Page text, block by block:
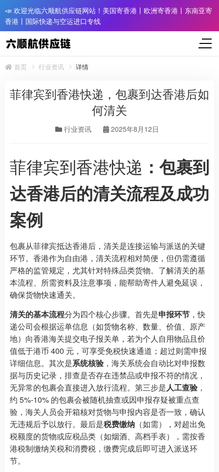
📣 欢迎光临六顺航供应链网站！美国寄香港丨欧洲寄香港丨东南亚寄
香港丨国际快递与空运进口专线
首页 行业资讯 详情
菲律宾到香港快递，包裹到达香港后如
何清关
行业资讯 2025年8月12日
菲律宾到香港快递 ：包裹到
达香港后的清关流程及成功
案例
包裹从菲律宾抵达香港后，清关是连接运输与派送的关键
环节。香港作为自由港，清关流程相对简便，但仍需遵循
严格的监管规定，尤其针对特殊品类货物。了解清关的基
本流程、所需资料及注意事项，能帮助寄件人避免延误，
确保货物快速通关。
清关的基本流程分为四个核心步骤。首先是申报环节 ，快
递公司会根据运单信息（如货物名称、数量、价值、原产
地）向香港海关提交电子报关单，若为个人自用物品且价
值低于港币 400 元，可享受免税快速通道；超过则需申报
详细信息。其次是系统核验 ，海关系统会自动比对申报数
据与历史记录，排查是否存在违禁品或申报不符的情况，
无异常的包裹会直接进入放行流程。第三步是人工查验 ，
约 5%-10% 的包裹会被随机抽查或因申报存疑被重点查
验，海关人员会开箱核对货物与申报内容是否一致，确认
无违规后予以放行。最后是税费缴纳 （如需），对超出免
税额度的货物或应税品类（如烟酒、高档手表），需按香
港税制缴纳关税和消费税，缴费完成后即可进入派送环
节。